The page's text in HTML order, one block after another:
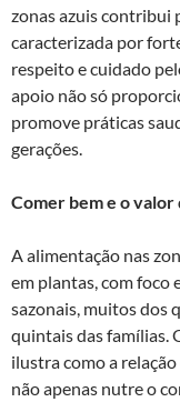
zonas azuis contribui
caracterizada por
respeito e cuidado
apoio não só
promove práticas
gerações.
Comer bem e o
A alimentação nas
em plantas, com foco
sazonais, muitos dos
quintais das famílias.
ilustra como a
não apenas nutre o